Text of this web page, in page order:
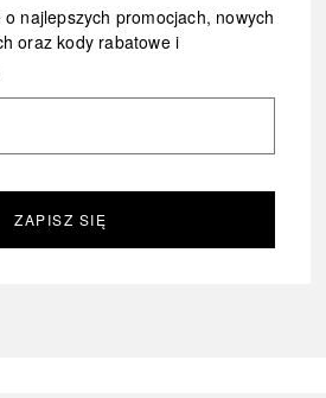
najlepszych promocjach, nowych
oraz kody rabatowe i
ZAPISZ SIĘ